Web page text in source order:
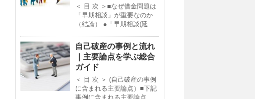
＜ 目 次 ＞■なぜ借金問題は
「早期相談」が重要なのか
（結論） ●「早期相談(延 …
自己破産の事例と流れ
｜主要論点を学ぶ総合
ガイド
＜ 目 次 ＞ (自己破産の事例
に含まれる主要論点）■下記
事例に含まれる主要論点 …